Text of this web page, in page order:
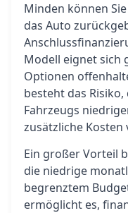
Minden können
das Auto
Modell eignet sich
Optionen
besteht das
Fahrzeugs
zusätzliche
Ein großer Vorteil
die niedrige
begrenztem
ermöglicht es,